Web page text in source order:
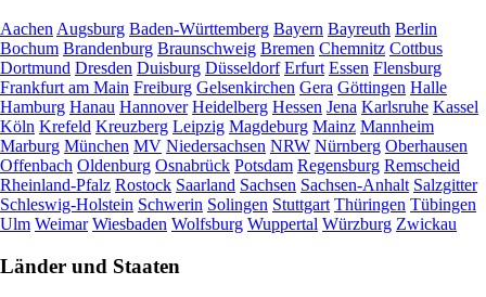
AachenAugsburg Baden-Württemberg Bayern Bayreuth Berlin
Bochum Brandenburg Braunschweig Bremen Chemnitz Cottbus
Dortmund Dresden Duisburg Düsseldorf Erfurt Essen Flensburg
Frankfurt am Main Freiburg Gelsenkirchen Gera Göttingen Halle
Hamburg Hanau Hannover Heidelberg Hessen Jena Karlsruhe Kassel
Köln Krefeld Kreuzberg Leipzig Magdeburg Mainz Mannheim
Marburg München MV Niedersachsen NRW Nürnberg Oberhausen
Offenbach Oldenburg Osnabrück Potsdam Regensburg Remscheid
Rheinland-Pfalz Rostock Saarland Sachsen Sachsen-Anhalt Salzgitter
Schleswig-Holstein Schwerin Solingen Stuttgart Thüringen Tübingen
Ulm Weimar Wiesbaden Wolfsburg Wuppertal Würzburg Zwickau
Länder und Staaten